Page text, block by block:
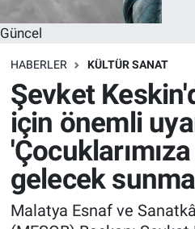
Güncel
HABERLER KÜLTÜR SANAT
Şevket
için önemli
gelecek
Malatya Esnaf ve